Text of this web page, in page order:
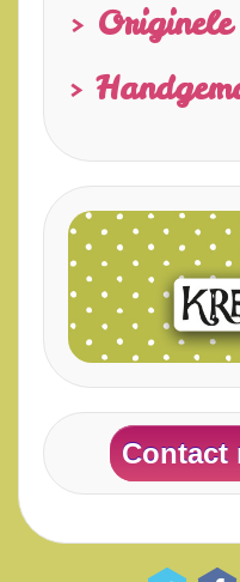
> Originele
>
Contact